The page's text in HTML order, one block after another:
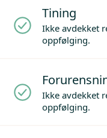
Tining
Ikke avdekket
oppfølging.
Ikke avdekket
oppfølging.